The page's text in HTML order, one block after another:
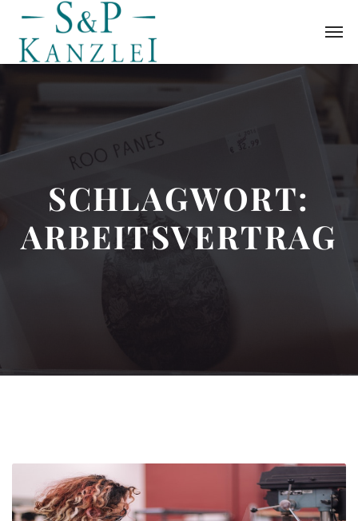
SCHLAGWORT:
ARBEITSVERTRAG